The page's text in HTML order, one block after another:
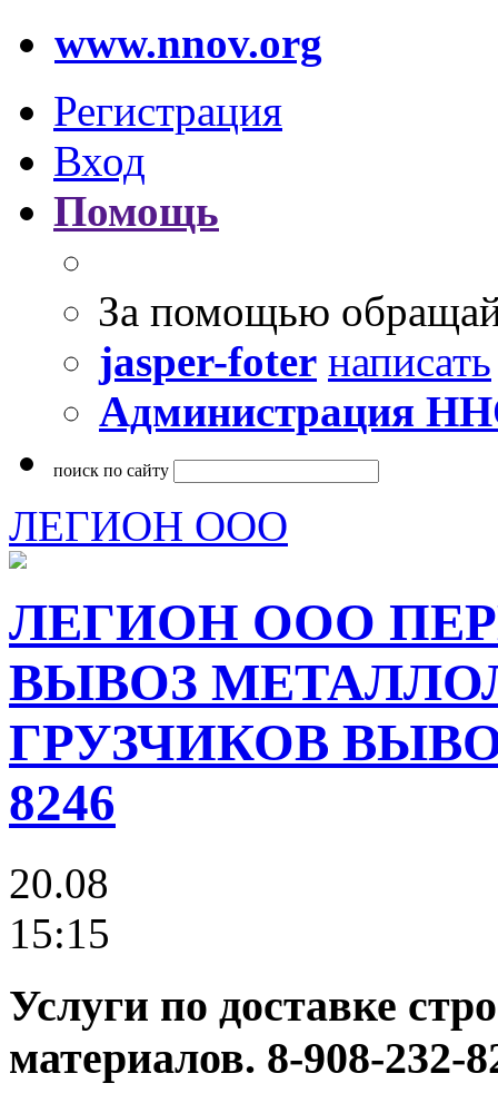
www.nnov.org
Регистрация
Вход
Помощь
За помощью
jasper-foter написать
Администрация
поиск по сайту
ЛЕГИОН ООО
ЛЕГИОН ООО
ВЫВОЗ
ГРУЗЧИКОВ
8246
20.08
15:15
Услуги по доставке
материалов. 8-908-232-